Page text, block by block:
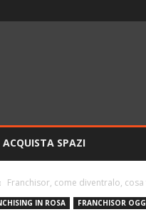
ACQUISTA SPAZI
Franchisor, come diventralo,
IN ROSA FRANCHISOR